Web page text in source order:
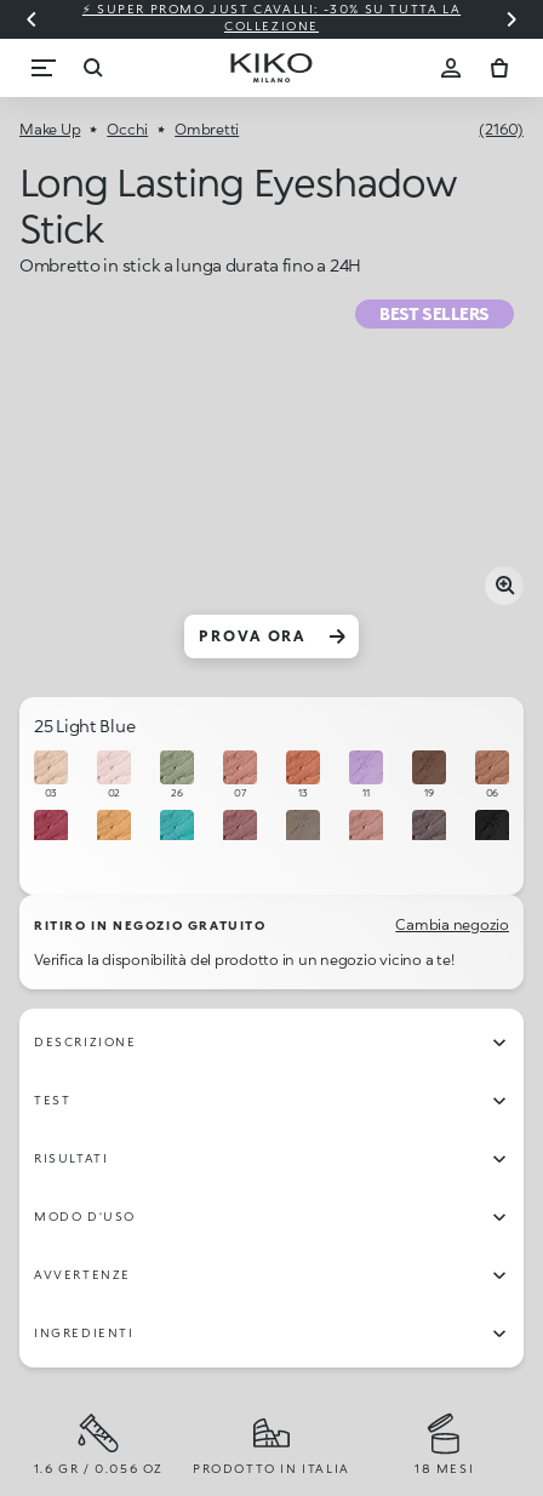
⚡ SUPER PROMO JUST CAVALLI: -30% SU TUTTA LA
COLLEZIONE
Make Up Occhi Ombretti (2160)
Long Lasting Eyeshadow
Stick
Ombretto in stick a lunga durata fino a 24H
BEST SELLERS
PROVA ORA
25 Light Blue
03 02 26 07 13 11 19 06
RITIRO IN NEGOZIO GRATUITO
Cambia negozio
Verifica la disponibilità del prodotto in un negozio vicino a te!
DESCRIZIONE
TEST
RISULTATI
MODO D'USO
AVVERTENZE
INGREDIENTI
1.6 GR / 0.056 OZ PRODOTTO IN ITALIA 18 MESI